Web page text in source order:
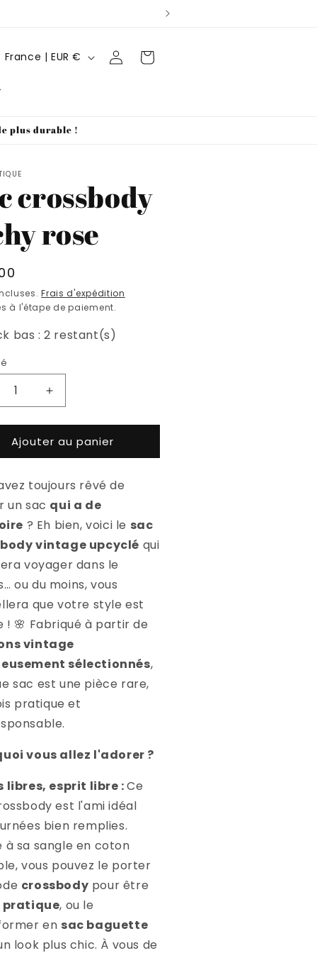
P
France | EUR € ConnexionPanier
plus durable !
crossbody
rose
Frais d'expédition
à l'étape de paiement.
bas : 2 restant(s)
Augmenter
la
quantité
de
Sac
vichy
rose
Ajouter au panier
toujours rêvé de
un sac qui a de
? Eh bien, voici le sac
vintage upcyclé qui
voyager dans le
ou du moins, vous
que votre style est
! 🌸 Fabriqué à partir de
vintage
sélectionnés,
sac est une pièce rare,
pratique et
vous allez l'adorer ?
libres, esprit libre :Ce
est l'ami idéal
bien remplies.
à sa sangle en coton
vous pouvez le porter
crossbody pour être
pratique, ou le
en sac baguette
look plus chic. À vous de